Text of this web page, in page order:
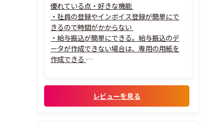
優れている点・好きな機能
・社員の登録やインボイス登録が簡単にで
きるので時間がかからない
・給与振込が簡単にできる。給与振込のデ
ータが作成できない場合は、専用の用紙を
作成できる
・社員の登録が多いと大変なので、スムーズ
にできるのはうれしい
レビューを見る